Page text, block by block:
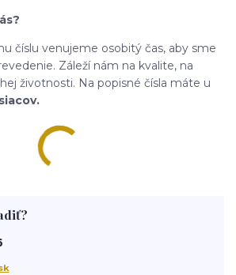
číslu venujeme osobitý čas, aby sme
Záleží nám na kvalite, na
životnosti. Na popisné čísla máte u